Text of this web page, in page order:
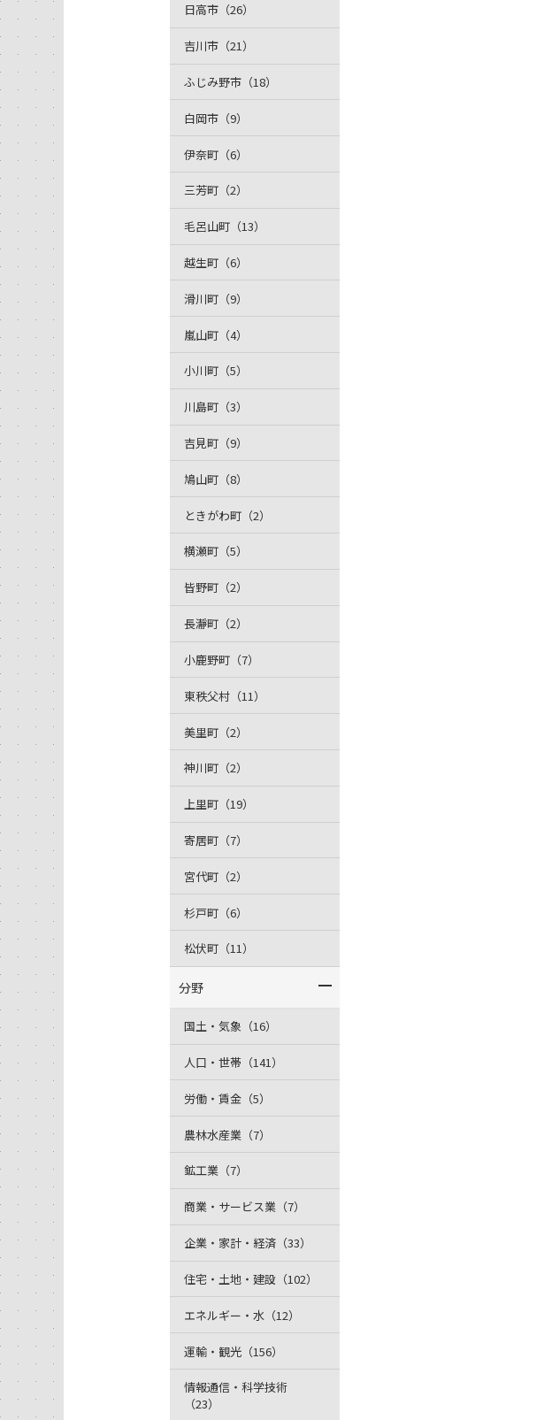
日高市（26）
吉川市（21）
ふじみ野市（18）
白岡市（9）
伊奈町（6）
三芳町（2）
毛呂山町（13）
越生町（6）
滑川町（9）
嵐山町（4）
小川町（5）
川島町（3）
吉見町（9）
鳩山町（8）
ときがわ町（2）
横瀬町（5）
皆野町（2）
長瀞町（2）
小鹿野町（7）
東秩父村（11）
美里町（2）
神川町（2）
上里町（19）
寄居町（7）
宮代町（2）
杉戸町（6）
松伏町（11）
分野
国土・気象（16）
人口・世帯（141）
労働・賃金（5）
農林水産業（7）
鉱工業（7）
商業・サービス業（7）
企業・家計・経済（33）
住宅・土地・建設（102）
エネルギー・水（12）
運輸・観光（156）
情報通信・科学技術
（23）